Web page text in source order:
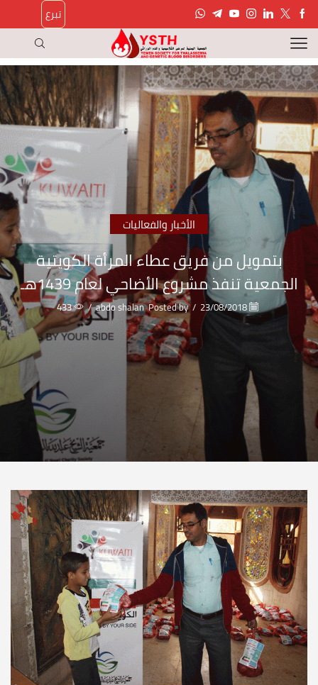
تبرع
الأخبار والفعاليات
بتمويل من فريق عطاء المرأة الكويتية
الجمعية تنفذ مشروع الأضاحي لعام 1439هـ
/
Posted by
abdo shalan
/
433